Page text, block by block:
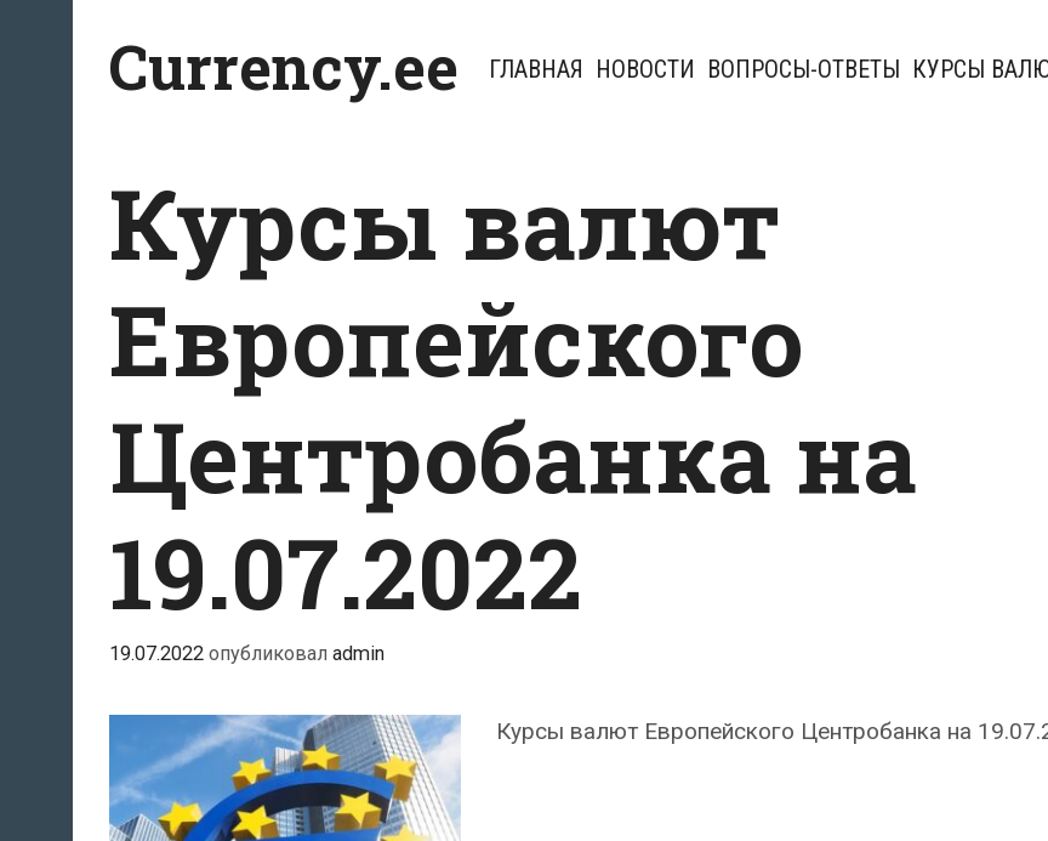
содержимому
Currency.ee ГЛАВНАЯ НОВОСТИ ВОПРОСЫ-ОТВЕТЫ КУРСЫ
Курсы валют
Европейского
Центробанка на
19.07.2022
19.07.2022 опубликовал admin
Курсы валют Европейского Центробанка на